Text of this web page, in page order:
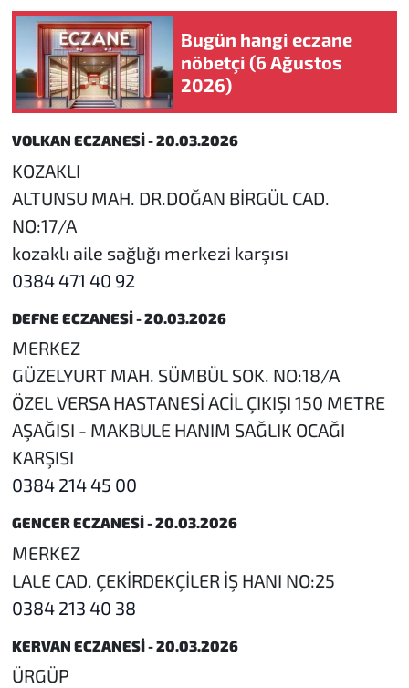
Bugün hangi eczane
nöbetçi (6 Ağustos
2026)
VOLKAN ECZANESİ - 20.03.2026
KOZAKLI
ALTUNSU MAH. DR.DOĞAN BİRGÜL CAD.
NO:17/A
kozaklı aile sağlığı merkezi karşısı
0384 471 40 92
DEFNE ECZANESİ - 20.03.2026
MERKEZ
GÜZELYURT MAH. SÜMBÜL SOK. NO:18/A
ÖZEL VERSA HASTANESİ ACİL ÇIKIŞI 150 METRE
AŞAĞISI - MAKBULE HANIM SAĞLIK OCAĞI
KARŞISI
0384 214 45 00
GENCER ECZANESİ - 20.03.2026
MERKEZ
LALE CAD. ÇEKİRDEKÇİLER İŞ HANI NO:25
0384 213 40 38
KERVAN ECZANESİ - 20.03.2026
ÜRGÜP